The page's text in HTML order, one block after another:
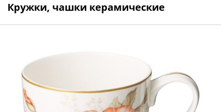
Кружки, чашки керамические